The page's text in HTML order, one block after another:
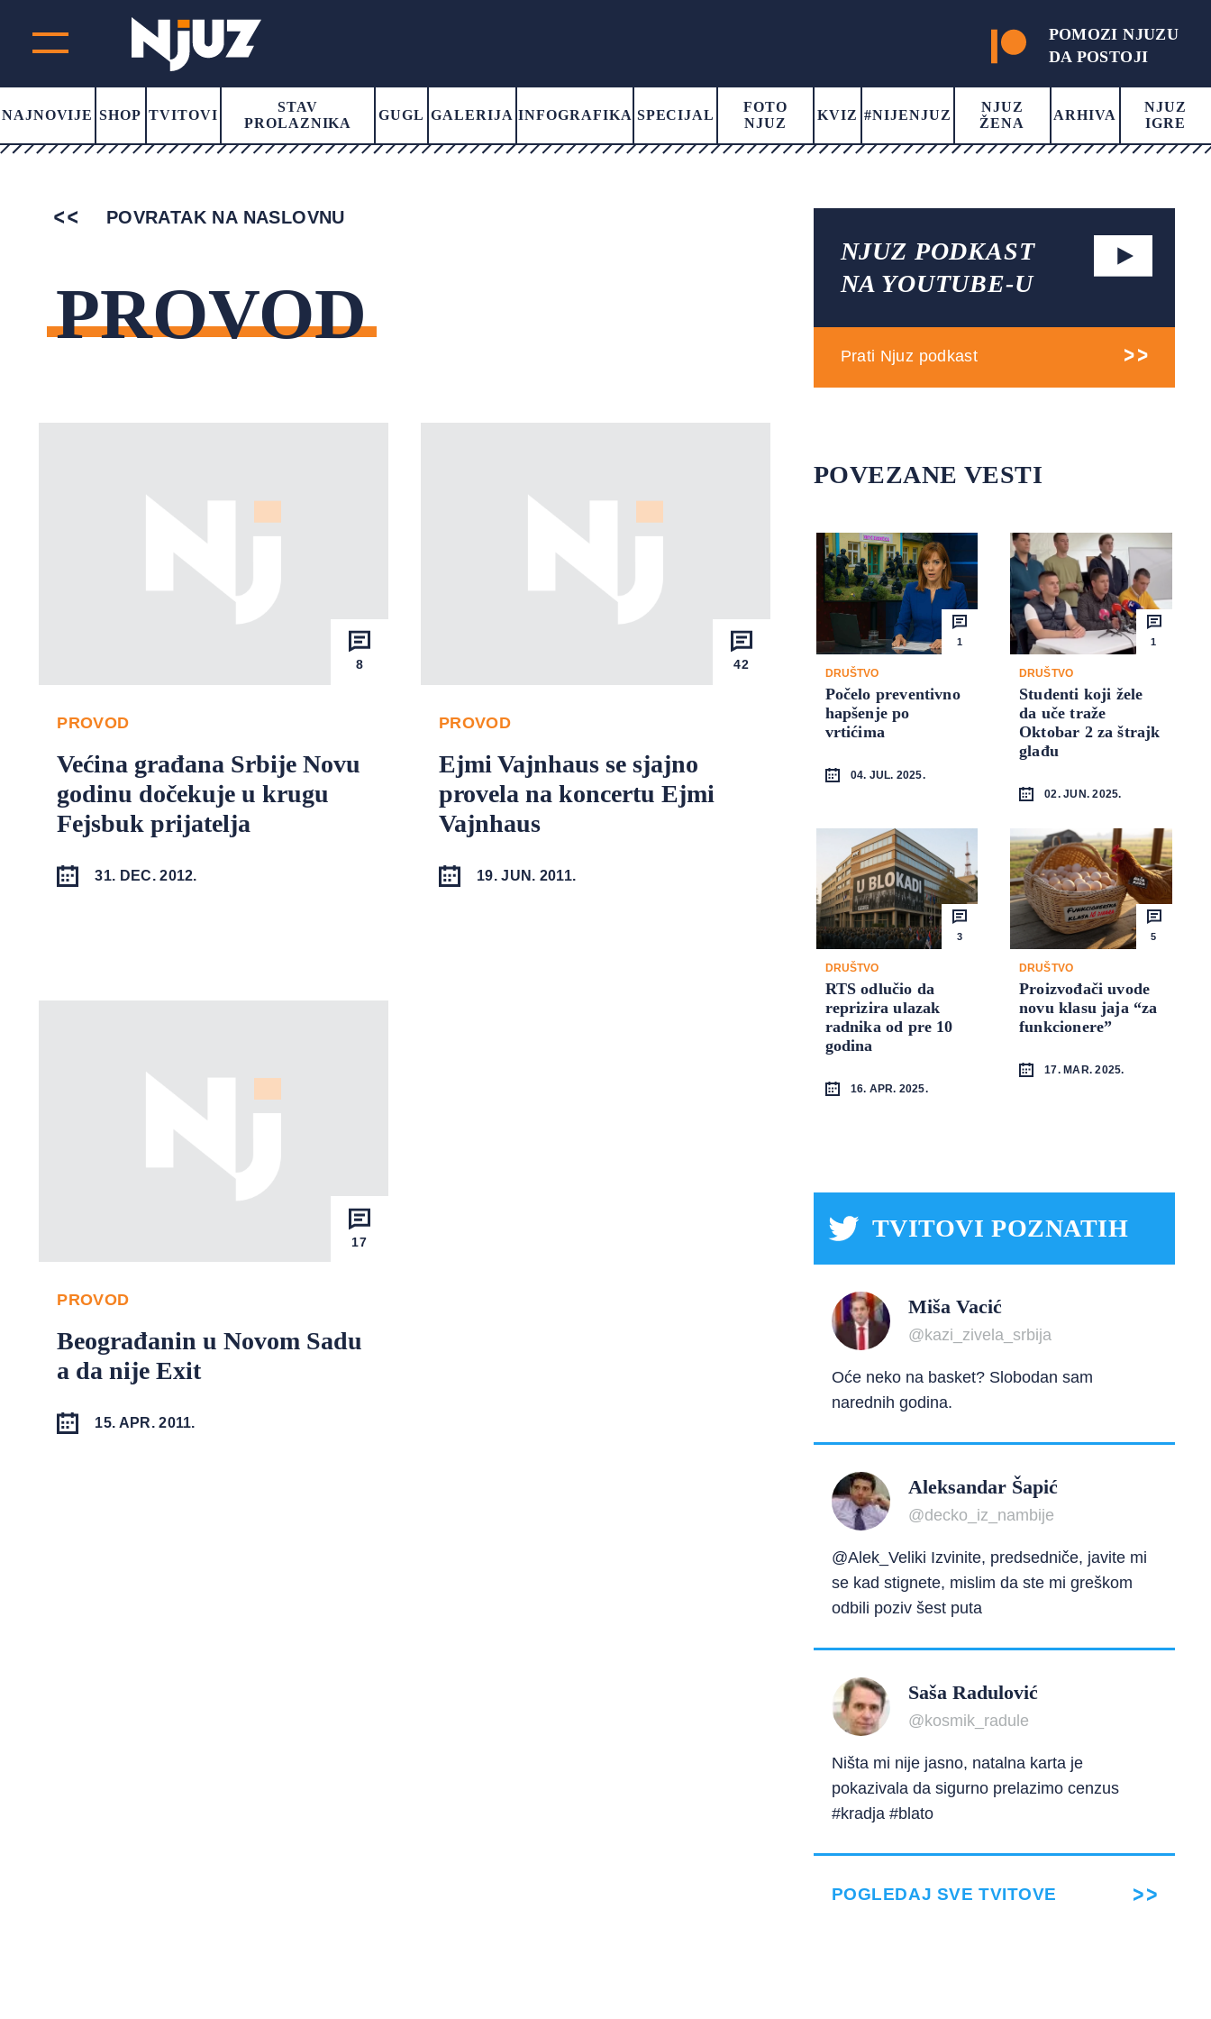
POMOZI NJUZU
DA POSTOJI
NAJNOVIJE SHOP TVITOVI
STAV
PROLAZNIKA
GUGL GALERIJA INFOGRAFIKA SPECIJAL
FOTO
NJUZ
KVIZ #NIJENJUZ
NJUZ
ŽENA
ARHIVA
NJUZ
IGRE
POVRATAK NA NASLOVNU
PROVOD
8
PROVOD
Većina građana Srbije Novu
godinu dočekuje u krugu
Fejsbuk prijatelja
31. DEC. 2012.
42
PROVOD
Ejmi Vajnhaus se sjajno
provela na koncertu Ejmi
Vajnhaus
19. JUN. 2011.
17
PROVOD
Beograđanin u Novom Sadu
a da nije Exit
15. APR. 2011.
NJUZ PODKAST
NA YOUTUBE-U
Prati Njuz podkast
POVEZANE VESTI
1
DRUŠTVO
Počelo preventivno
hapšenje po
vrtićima
04. JUL. 2025.
1
DRUŠTVO
Studenti koji žele
da uče traže
Oktobar 2 za štrajk
glađu
02. JUN. 2025.
3
DRUŠTVO
RTS odlučio da
reprizira ulazak
radnika od pre 10
godina
16. APR. 2025.
5
DRUŠTVO
Proizvođači uvode
novu klasu jaja “za
funkcionere”
17. MAR. 2025.
TVITOVI POZNATIH
Miša Vacić
@kazi_zivela_srbija
Oće neko na basket? Slobodan sam
narednih godina.
Aleksandar Šapić
@decko_iz_nambije
@Alek_Veliki Izvinite, predsedniče, javite mi
se kad stignete, mislim da ste mi greškom
odbili poziv šest puta
Saša Radulović
@kosmik_radule
Ništa mi nije jasno, natalna karta je
pokazivala da sigurno prelazimo cenzus
#kradja #blato
POGLEDAJ SVE TVITOVE